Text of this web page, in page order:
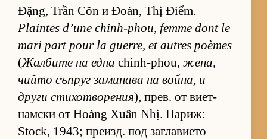
Đặng, Trần Côn и Đoàn, Thị Điểm.
Plaintes d’une chinh-phou, femme dont le
mari part pour la guerre, et autres poèmes
(Жал­бите на една chinh-phou, же­на,
чийто съп­руг за­ми­нава на вой­на, и
други сти­хот­во­ре­ния), прев. от ви­ет­
нам­ски от Hoàng Xuân Nhị. Па­риж:
Stock, 1943; пре­изд. под заг­ла­ви­ето